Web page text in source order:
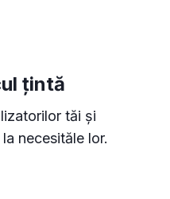
țintă
tăi și
necesităle lor.